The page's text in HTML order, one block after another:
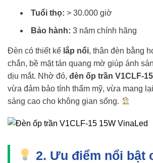
Tuổi thọ: > 30.000 giờ
Bảo hành: 3 năm chính hãng
Đèn có thiết kế lắp nổi, thân đèn bằng
chắn, bề mặt tán quang mờ giúp ánh
dịu mắt. Nhờ đó, đèn ốp trần V1CLF-
vừa đảm bảo tính thẩm mỹ, vừa mang
sáng cao cho không gian sống.
2. Ưu điểm nổi bật